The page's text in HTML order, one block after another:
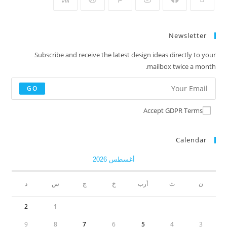
Newsletter
Subscribe and receive the latest design ideas directly to your
mailbox twice a month.
GO
Accept GDPR Terms
Calendar
أغسطس 2026
ن ث أرب خ ج س د
1
2
3
4
5
6
7
8
9